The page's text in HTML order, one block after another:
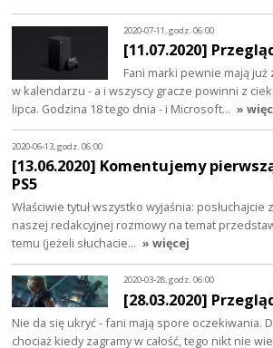
2020-07-11, godz. 06:00
[11.07.2020]
Fani marki pewnie mają
w kalendarzu - a i wszyscy gracze powinni z
lipca. Godzina 18 tego dnia - i Microsoft… »
2020-06-13, godz. 06:00
[13.06.2020] Komentujemy
PS5
Właściwie tytuł wszystko wyjaśnia: posłuchajcie
naszej redakcyjnej rozmowy na temat
temu (jeżeli słuchacie… » więcej
2020-03-28, godz. 06:00
[28.03.2020]
Nie da się ukryć - fani mają spore oczekiwania.
chociaż kiedy zagramy w całość, tego nikt nie